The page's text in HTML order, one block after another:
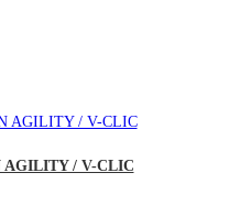
AGILITY / V-CLIC